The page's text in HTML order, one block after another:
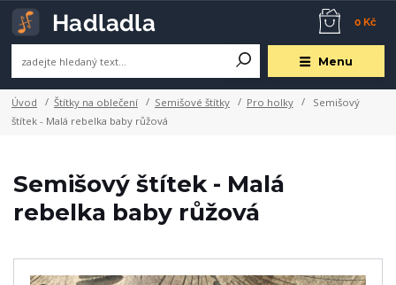
Menu
0 Kč
Úvod Štítky na oblečení Semišové štítky Pro holky
Semišový
štítek - Malá rebelka baby růžová
Semišový štítek - Malá
rebelka baby růžová